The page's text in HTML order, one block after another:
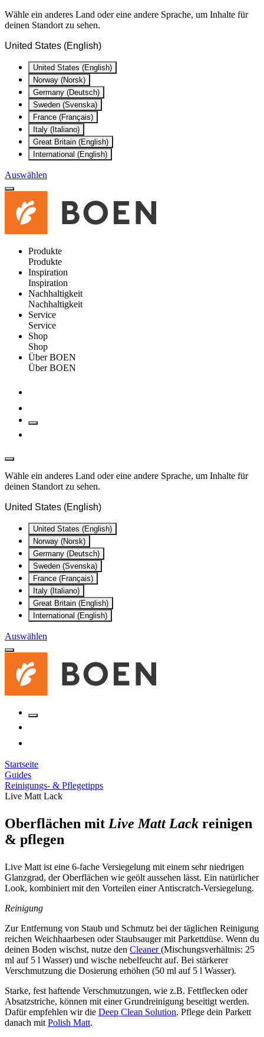
Wähle ein anderes Land oder eine andere Sprache, um Inhalte für
deinen Standort zu sehen.
United States (English)
United States (English)
Norway (Norsk)
Germany (Deutsch)
Sweden (Svenska)
France (Français)
Italy (Italiano)
Great Britain (English)
International (English)
Auswählen
Produkte
Produkte
Inspiration
Inspiration
Nachhaltigkeit
Nachhaltigkeit
Service
Service
Shop
Shop
Über BOEN
Über BOEN
Wähle ein anderes Land oder eine andere Sprache, um Inhalte für
deinen Standort zu sehen.
United States (English)
United States (English)
Norway (Norsk)
Germany (Deutsch)
Sweden (Svenska)
France (Français)
Italy (Italiano)
Great Britain (English)
International (English)
Auswählen
Startseite
Guides
Reinigungs- & Pflegetipps
Live Matt Lack
Oberflächen mit Live Matt Lack reinigen
& pflegen
Live Matt ist eine 6-fache Versiegelung mit einem sehr niedrigen
Glanzgrad, der Oberflächen wie geölt aussehen lässt. Ein natürlicher
Look, kombiniert mit den Vorteilen einer Antiscratch-Versiegelung.
Reinigung
Zur Entfernung von Staub und Schmutz bei der täglichen Reinigung
reichen Weichhaarbesen oder Staubsauger mit Parkettdüse. Wenn du
deinen Boden wischst, nutze den Cleaner(Mischungsverhältnis: 25
ml auf 5 l Wasser) und wische nebelfeucht auf. Bei stärkerer
Verschmutzung die Dosierung erhöhen (50 ml auf 5 l Wasser).
Starke, fest haftende Verschmutzungen, wie z.B. Fettflecken oder
Absatzstriche, können mit einer Grundreinigung beseitigt werden.
Dafür empfehlen wir die Deep Clean Solution. Pflege dein Parkett
danach mit Polish Matt.